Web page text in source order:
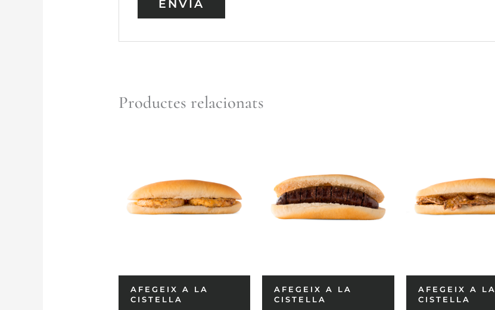
Productes relacionats
AFEGEIX A LA
CISTELLA
AFEGEIX A LA
CISTELLA
AFEGEIX A LA
CISTELLA